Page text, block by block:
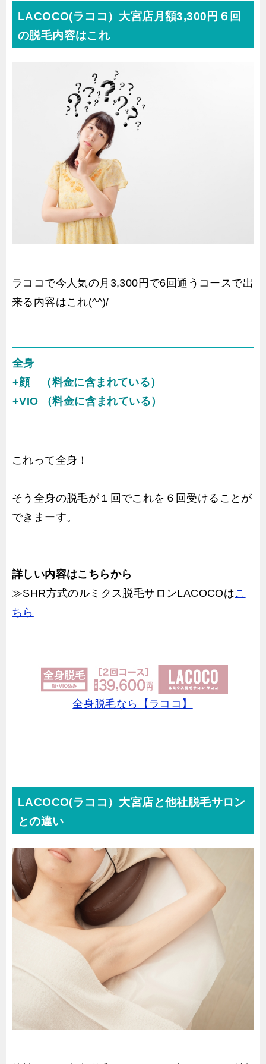
LACOCO(ラココ）大宮店月額3,300円６回
の脱毛内容はこれ
ラココで今人気の月3,300円で6回通うコースで出
来る内容はこれ(^^)/
全身
+顔 （料金に含まれている）
+VIO （料金に含まれている）
これって全身！
そう全身の脱毛が１回でこれを６回受けることが
できまーす。
詳しい内容はこちらから
≫SHR方式のルミクス脱毛サロンLACOCOはこ
ちら
全身脱毛なら【ラココ】
LACOCO(ラココ）大宮店と他社脱毛サロン
との違い